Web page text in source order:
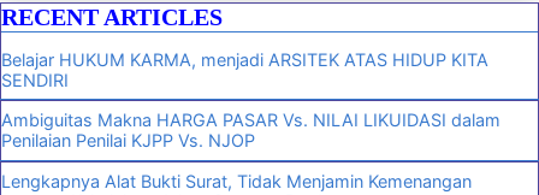
RECENT ARTICLES
Belajar HUKUM KARMA, menjadi ARSITEK ATAS HIDUP KITA
SENDIRI
Ambiguitas Makna HARGA PASAR Vs. NILAI LIKUIDASI dalam
Penilaian Penilai KJPP Vs. NJOP
Lengkapnya Alat Bukti Surat, Tidak Menjamin Kemenangan